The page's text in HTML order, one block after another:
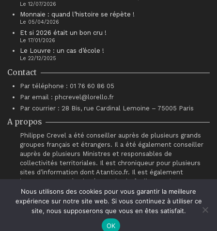
Le 12/07/2026
Monnaie : quand l’histoire se répète !
Le 05/04/2026
Et si 2026 était un bon cru !
Le 17/01/2026
Le Louvre : un cas d’école !
Le 22/12/2025
Contact
Par téléphone : 01 76 60 86 05
Par email : phcrevel@lorello.fr
Par courrier : 28 Bis, rue Cardinal Lemoine – 75005 Paris
A propos
Philippe Crevel a été conseiller auprès de plusieurs grands
groupes français et étrangers. Il a été également conseiller
auprès de plusieurs Ministres et responsables de
collectivités territoriales. Il est chroniqueur pour plusieurs
sites d’information dont Atantico.fr. Il est également
intervenant auprès du réseau de chefs d’entreprises
“Association pour le Progrès du Management” (APM).
© Philippe Crevel 2021.
Nous utilisons des cookies pour vous garantir la meilleure
expérience sur notre site web. Si vous continuez à utiliser ce
site, nous supposerons que vous en êtes satisfait.
OK